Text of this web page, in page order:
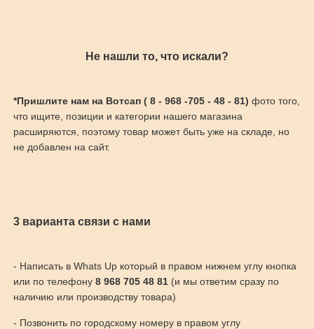
Не нашли то, что искали?
*Пришлите нам на Вотсап ( 8 - 968 -705 - 48 - 81) фото того,
что ищите, позиции и категории нашего магазина
расширяются, поэтому товар может быть уже на складе, но
не добавлен на сайт.
3 варианта связи с нами
- Написать в Whats Up который в правом нижнем углу кнопка
или по телефону 8 968 705 48 81(и мы ответим сразу по
наличию или производству товара)
- Позвонить по городскому номеру в правом углу